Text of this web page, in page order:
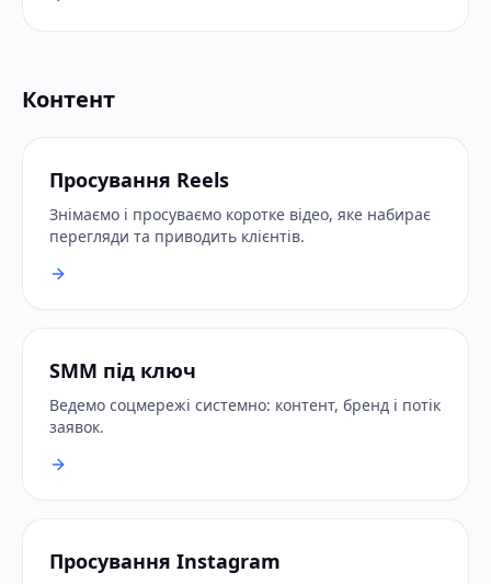
Контент
Просування Reels
Знімаємо і просуваємо коротке відео, яке набирає
перегляди та приводить клієнтів.
SMM під ключ
Ведемо соцмережі системно: контент, бренд і потік
заявок.
Просування Instagram